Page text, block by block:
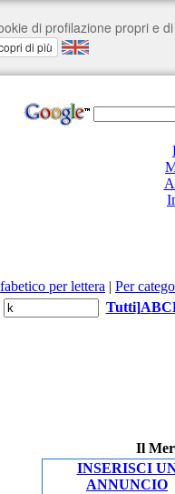
per lettera | Per
Tutti]ABC
Il
INSERISCI
ANNUNCIO